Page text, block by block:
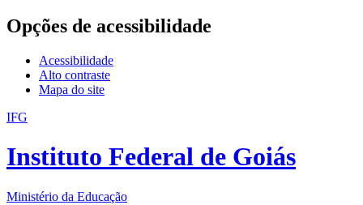
Opções de acessibilidade
Acessibilidade
Alto contraste
Mapa do site
IFG
Instituto Federal de Goiás
Ministério da Educação